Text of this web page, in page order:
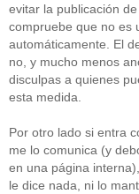
evitar la publicación
compruebe que no es
automáticamente. El
no, y mucho menos
disculpas a quienes
esta medida.
Por otro lado si entra
me lo comunica (y
en una página
le dice nada, ni lo